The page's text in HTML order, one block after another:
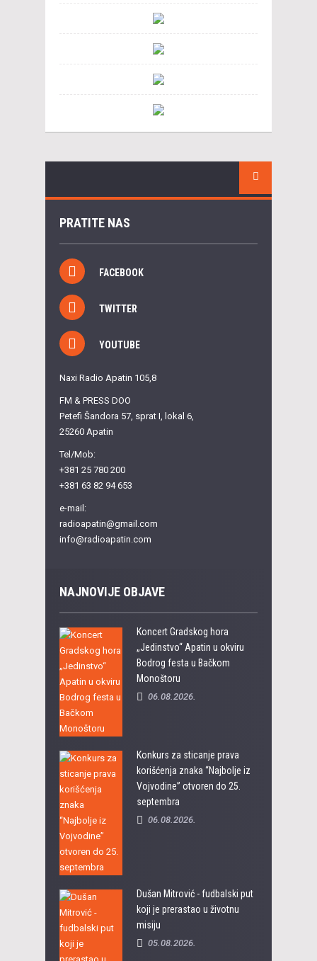
PRATITE NAS
FACEBOOK
TWITTER
YOUTUBE
Naxi Radio Apatin 105,8
FM & PRESS DOO
Petefi Šandora 57, sprat I, lokal 6,
25260 Apatin
Tel/Mob:
+381 25 780 200
+381 63 82 94 653
e-mail:
radioapatin@gmail.com
info@radioapatin.com
NAJNOVIJE OBJAVE
Koncert Gradskog hora
„Jedinstvo“ Apatin u okviru
Bodrog festa u Bačkom
Monoštoru
06.08.2026.
Konkurs za sticanje prava
korišćenja znaka “Najbolje iz
Vojvodine” otvoren do 25.
septembra
06.08.2026.
Dušan Mitrović - fudbalski put
koji je prerastao u životnu
misiju
05.08.2026.